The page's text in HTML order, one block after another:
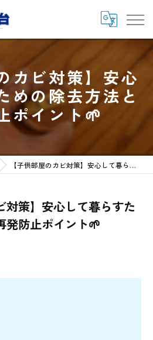
カビ対策】安心
めの除去方法と
ポイント🌱
【子供部屋のカビ対策】安心して暮らすための除去方法と再発防止ポイント🌱
対策】安心して暮らすた
発防止ポイント🌱